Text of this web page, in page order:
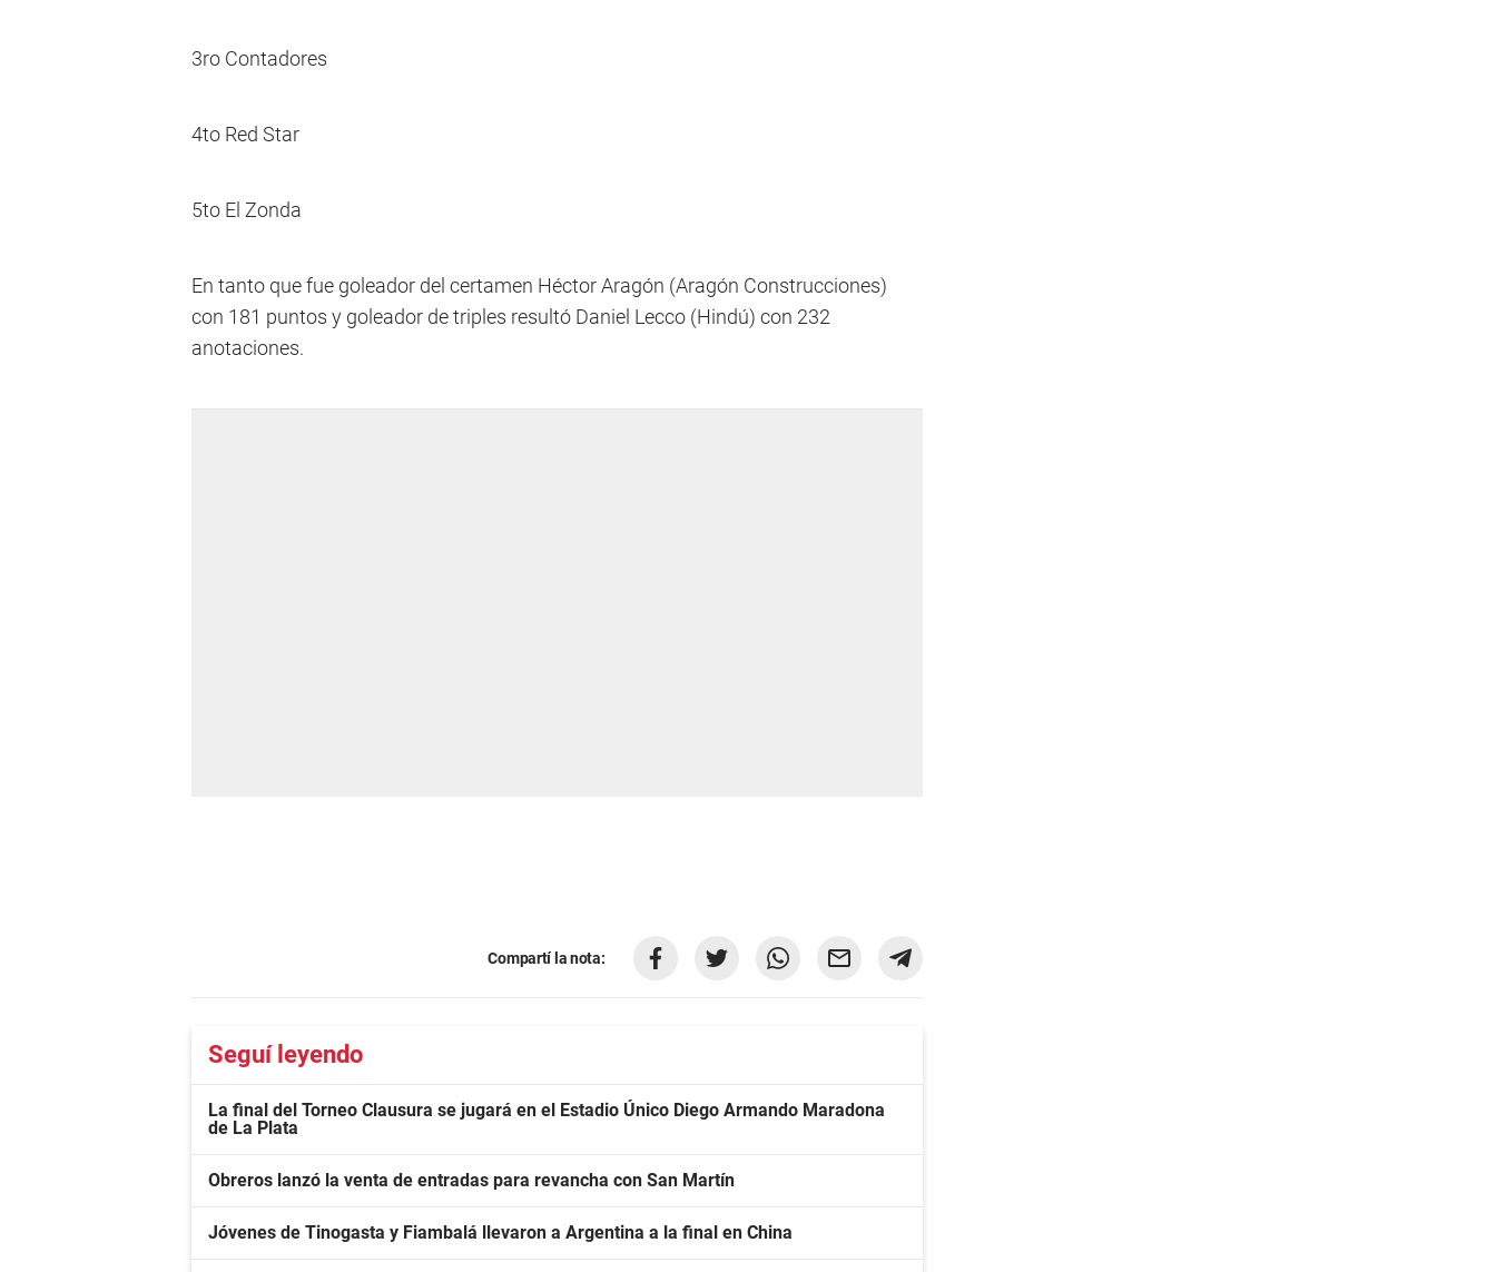
3ro Contadores
4to Red Star
5to El Zonda
En tanto que fue goleador del certamen Héctor Aragón (Aragón Construcciones)
con 181 puntos y goleador de triples resultó Daniel Lecco (Hindú) con 232
anotaciones.
Compartí la nota:
Seguí leyendo
La final del Torneo Clausura se jugará en el Estadio Único Diego Armando Maradona
de La Plata
Obreros lanzó la venta de entradas para revancha con San Martín
Jóvenes de Tinogasta y Fiambalá llevaron a Argentina a la final en China